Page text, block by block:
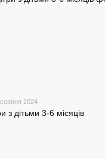
2024
з дітьми 3-6 місяців